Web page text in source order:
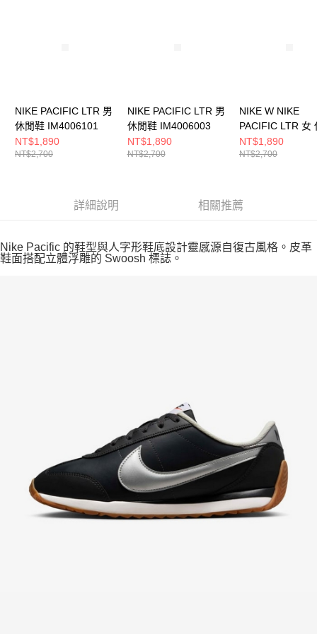
NIKE PACIFIC LTR 男
休閒鞋 IM4006101
NT$1,890
NT$2,700
NIKE PACIFIC LTR 男
休閒鞋 IM4006003
NT$1,890
NT$2,700
NIKE W NIKE
PACIFIC LTR 女
鞋 HV6430002
NT$1,890
NT$2,700
詳細說明 相關推薦
Nike Pacific 的鞋型與人字形鞋底設計靈感源自復古風格。皮革
鞋面搭配立體浮雕的 Swoosh 標誌。